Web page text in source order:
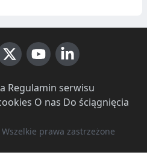
Regulamin serwisu
O nas Do ściągnięcia
prawa zastrzeżone